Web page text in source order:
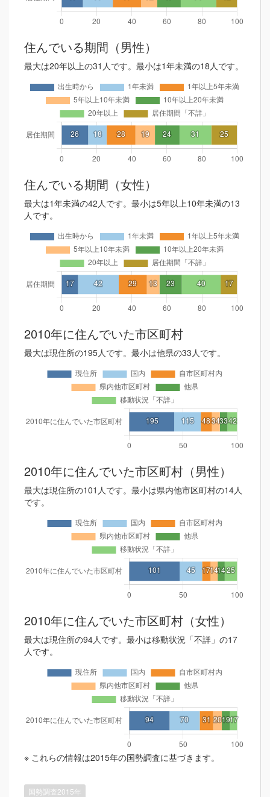
住んでいる期間（男性）
最大は20年以上の31人です。最小は1年未満の18人です。
住んでいる期間（女性）
最大は1年未満の42人です。最小は5年以上10年未満の13
人です。
2010年に住んでいた市区町村
最大は現住所の195人です。最小は他県の33人です。
2010年に住んでいた市区町村（男性）
最大は現住所の101人です。最小は県内他市区町村の14人
です。
2010年に住んでいた市区町村（女性）
最大は現住所の94人です。最小は移動状況「不詳」の17
人です。
※ これらの情報は2015年の国勢調査に基づきます。
国勢調査2015年